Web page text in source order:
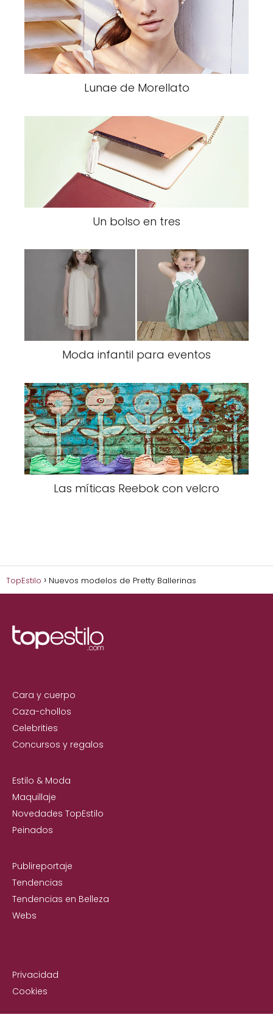
Lunae de Morellato
Un bolso en tres
Moda infantil para eventos
Las míticas Reebok con velcro
TopEstilo Nuevos modelos de Pretty Ballerinas
Cara y cuerpo
Caza-chollos
Celebrities
Concursos y regalos
Estilo & Moda
Maquillaje
Novedades TopEstilo
Peinados
Publireportaje
Tendencias
Tendencias en Belleza
Webs
Privacidad
Cookies